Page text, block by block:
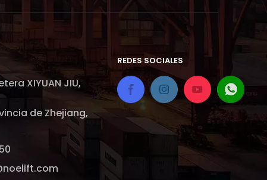
XIYUAN JIU,
de Zhejiang,
REDES SOCIALES